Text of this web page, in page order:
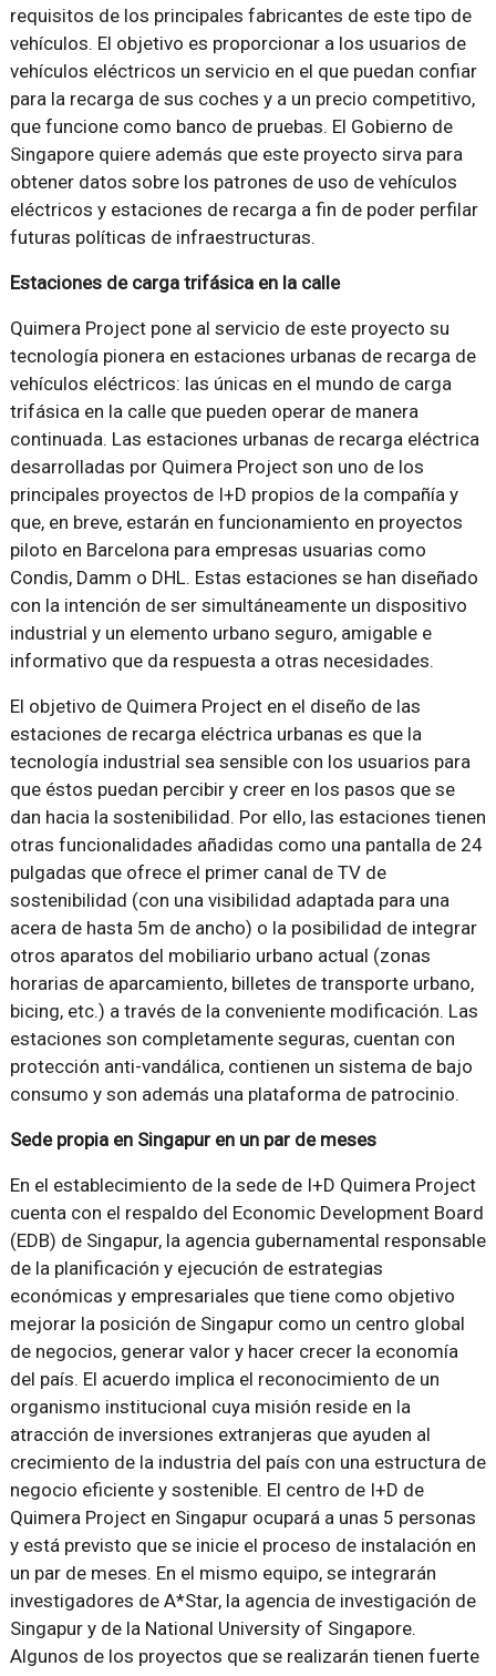
requisitos de los principales fabricantes de este tipo de
vehículos. El objetivo es proporcionar a los usuarios de
vehículos eléctricos un servicio en el que puedan confiar
para la recarga de sus coches y a un precio competitivo,
que funcione como banco de pruebas. El Gobierno de
Singapore quiere además que este proyecto sirva para
obtener datos sobre los patrones de uso de vehículos
eléctricos y estaciones de recarga a fin de poder perfilar
futuras políticas de infraestructuras.
Estaciones de carga trifásica en la calle
Quimera Project pone al servicio de este proyecto su
tecnología pionera en estaciones urbanas de recarga de
vehículos eléctricos: las únicas en el mundo de carga
trifásica en la calle que pueden operar de manera
continuada. Las estaciones urbanas de recarga eléctrica
desarrolladas por Quimera Project son uno de los
principales proyectos de I+D propios de la compañía y
que, en breve, estarán en funcionamiento en proyectos
piloto en Barcelona para empresas usuarias como
Condis, Damm o DHL. Estas estaciones se han diseñado
con la intención de ser simultáneamente un dispositivo
industrial y un elemento urbano seguro, amigable e
informativo que da respuesta a otras necesidades.
El objetivo de Quimera Project en el diseño de las
estaciones de recarga eléctrica urbanas es que la
tecnología industrial sea sensible con los usuarios para
que éstos puedan percibir y creer en los pasos que se
dan hacia la sostenibilidad. Por ello, las estaciones tienen
otras funcionalidades añadidas como una pantalla de 24
pulgadas que ofrece el primer canal de TV de
sostenibilidad (con una visibilidad adaptada para una
acera de hasta 5m de ancho) o la posibilidad de integrar
otros aparatos del mobiliario urbano actual (zonas
horarias de aparcamiento, billetes de transporte urbano,
bicing, etc.) a través de la conveniente modificación. Las
estaciones son completamente seguras, cuentan con
protección anti-vandálica, contienen un sistema de bajo
consumo y son además una plataforma de patrocinio.
Sede propia en Singapur en un par de meses
En el establecimiento de la sede de I+D Quimera Project
cuenta con el respaldo del Economic Development Board
(EDB) de Singapur, la agencia gubernamental responsable
de la planificación y ejecución de estrategias
económicas y empresariales que tiene como objetivo
mejorar la posición de Singapur como un centro global
de negocios, generar valor y hacer crecer la economía
del país. El acuerdo implica el reconocimiento de un
organismo institucional cuya misión reside en la
atracción de inversiones extranjeras que ayuden al
crecimiento de la industria del país con una estructura de
negocio eficiente y sostenible. El centro de I+D de
Quimera Project en Singapur ocupará a unas 5 personas
y está previsto que se inicie el proceso de instalación en
un par de meses. En el mismo equipo, se integrarán
investigadores de A*Star, la agencia de investigación de
Singapur y de la National University of Singapore.
Algunos de los proyectos que se realizarán tienen fuerte